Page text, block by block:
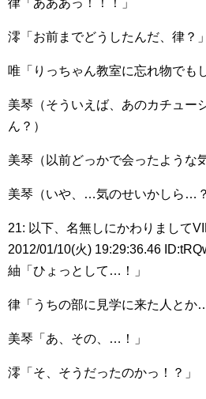
律「あああっ！！！」
澪「お前までどうしたんだ、律？」
唯「りっちゃん教室に忘れ物でも
美琴（そういえば、あのカチュ
ん？）
美琴（以前どっかで会ったような
美琴（いや、…気のせいかしら…？
21: 以下、名無しにかわりまして
2012/01/10(火) 19:29:36.46
紬「ひょっとして…！」
律「うちの部に見学に来た人とか…
美琴「あ、その、…！」
澪「そ、そうだったのかっ！？」